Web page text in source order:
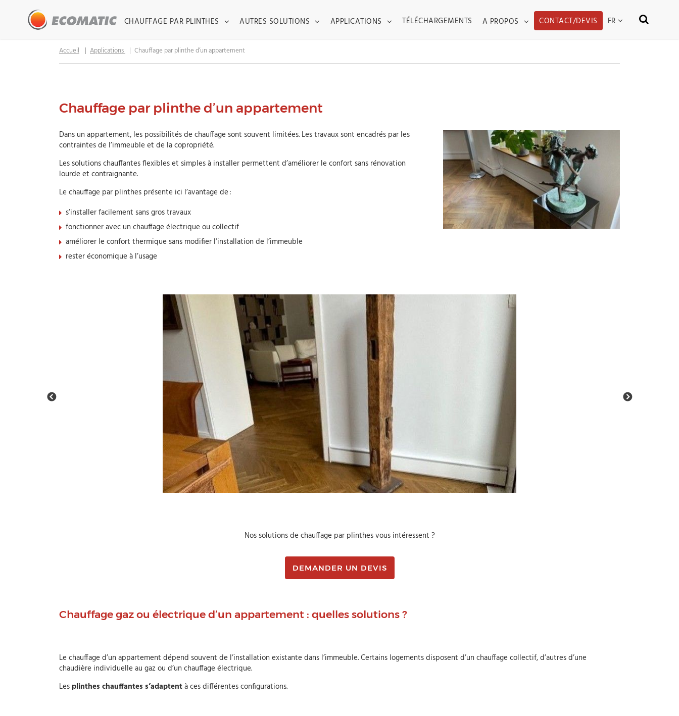
Chauffage par plinthe d’un appartement
Dans un appartement, les possibilités de chauffage sont souvent limitées. Les travaux sont encadrés par les
contraintes de l’immeuble et de la copropriété.
Les solutions chauffantes flexibles et simples à installer permettent d’améliorer le confort sans rénovation
lourde et contraignante.
Le chauffage par plinthes présente ici l’avantage de :
s’installer facilement sans gros travaux
fonctionner avec un chauffage électrique ou collectif
améliorer le confort thermique sans modifier l’installation de l’immeuble
rester économique à l’usage
Nos solutions de chauffage par plinthes vous intéressent ?
DEMANDER UN DEVIS
Chauffage gaz ou électrique d’un appartement : quelles solutions ?
Le chauffage d’un appartement dépend souvent de l’installation existante dans l’immeuble. Certains logements disposent d’un chauffage collectif, d’autres d’une
chaudière individuelle au gaz ou d’un chauffage électrique.
Les plinthes chauffantes s’adaptentà ces différentes configurations.
CHAUFFAGE PAR PLINTHES TOGGLE DROPDOWN
AUTRES SOLUTIONS TOGGLE DROPDOWN
APPLICATIONS TOGGLE DROPDOWN
TÉLÉCHARGEMENTS A PROPOS TOGGLE DROPDOWN
CONTACT/DEVIS FR
Accueil Applications Chauffage par plinthe d’un appartement